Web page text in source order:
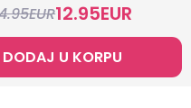
EUR12.95EUR
DODAJ U KORPU